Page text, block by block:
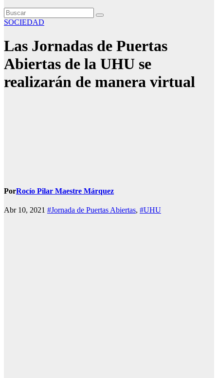
SOCIEDAD
Las Jornadas de Puertas
Abiertas de la UHU se
realizarán de manera virtual
PorRocío Pilar Maestre Márquez
Abr 10, 2021 #Jornada de Puertas Abiertas, #UHU